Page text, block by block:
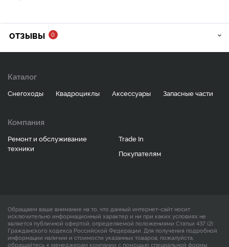
ОТЗЫВЫ 0
Каталог
Снегоходы Квадроциклы Аксессуары Запасные части
Компания
Ремонт и обслуживание
техники
Trade In
Покупателям
Обращаем ваше внимание на то, что данный интернет-сайт носит
исключительно информационный характер и ни при каких условиях не
является публичной офертой, определяемой положениями Статьи 437 (2)
Гражданского кодекса Российской Федерации. Для получения подробной
информации наличии и стоимости указанных товаров, пожалуйста,
обращайтесь к менеджерам компании с помощью специальной формы